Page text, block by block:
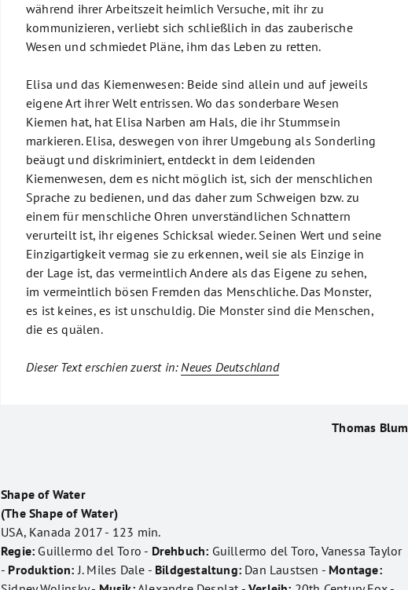
während ihrer Arbeitszeit heimlich Versuche, mit ihr zu
kommunizieren, verliebt sich schließlich in das zauberische
Wesen und schmiedet Pläne, ihm das Leben zu retten.
Elisa und das Kiemenwesen: Beide sind allein und auf jeweils
eigene Art ihrer Welt entrissen. Wo das sonderbare Wesen
Kiemen hat, hat Elisa Narben am Hals, die ihr Stummsein
markieren. Elisa, deswegen von ihrer Umgebung als Sonderling
beäugt und diskriminiert, entdeckt in dem leidenden
Kiemenwesen, dem es nicht möglich ist, sich der menschlichen
Sprache zu bedienen, und das daher zum Schweigen bzw. zu
einem für menschliche Ohren unverständlichen Schnattern
verurteilt ist, ihr eigenes Schicksal wieder. Seinen Wert und seine
Einzigartigkeit vermag sie zu erkennen, weil sie als Einzige in
der Lage ist, das vermeintlich Andere als das Eigene zu sehen,
im vermeintlich bösen Fremden das Menschliche. Das Monster,
es ist keines, es ist unschuldig. Die Monster sind die Menschen,
die es quälen.
Dieser Text erschien zuerst in:Neues Deutschland
Thomas Blum
Shape of Water
(The Shape of Water)
USA, Kanada 2017 - 123 min.
Regie: Guillermo del Toro - Drehbuch: Guillermo del Toro, Vanessa Taylor
- Produktion: J. Miles Dale - Bildgestaltung: Dan Laustsen - Montage: